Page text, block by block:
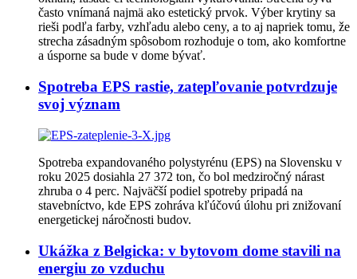
často vnímaná najmä ako estetický prvok. Výber krytiny sa
rieši podľa farby, vzhľadu alebo ceny, a to aj napriek tomu, že
strecha zásadným spôsobom rozhoduje o tom, ako komfortne
a úsporne sa bude v dome bývať.
Spotreba EPS rastie, zatepľovanie potvrdzuje
svoj význam
Spotreba expandovaného polystyrénu (EPS) na Slovensku v
roku 2025 dosiahla 27 372 ton, čo bol medziročný nárast
zhruba o 4 perc. Najväčší podiel spotreby pripadá na
stavebníctvo, kde EPS zohráva kľúčovú úlohu pri znižovaní
energetickej náročnosti budov.
Ukážka z Belgicka: v bytovom dome stavili na
energiu zo vzduchu